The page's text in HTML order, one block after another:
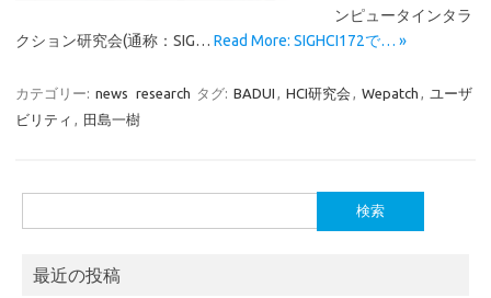
ンピュータインタラ
クション研究会(通称：SIG… Read More: SIGHCI172で… »
カテゴリー: news research タグ: BADUI , HCI研究会 , Wepatch , ユーザ
ビリティ , 田島一樹
索:
最近の投稿